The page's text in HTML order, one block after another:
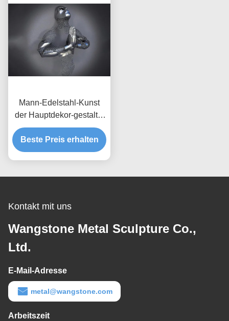
Mann-Edelstahl-Kunst
der Hauptdekor-gestaltet
bildliche Wand-3d mattes
Finish
Beste Preis erhalten
Kontakt mit uns
Wangstone Metal Sculpture Co.,
Ltd.
E-Mail-Adresse
metal@wangstone.com
Arbeitszeit